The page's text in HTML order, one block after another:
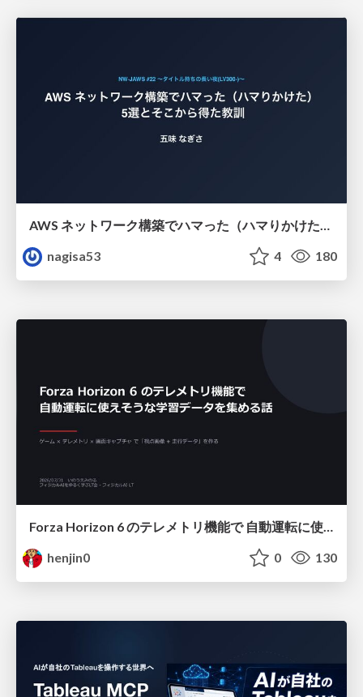
nagisa53
4 180
Forza Horizon 6 のテレメトリ機能で 自動運転に使えそうな学習データを集める話
henjin0
0 130